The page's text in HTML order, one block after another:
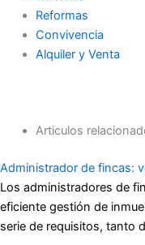
Reformas
Convivencia
Alquiler y Venta
Articulos
Administrador de fincas:
Los administradores de
eficiente gestión de
serie de requisitos, tanto